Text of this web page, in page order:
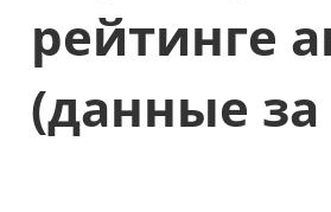
рейтинге
(данные за